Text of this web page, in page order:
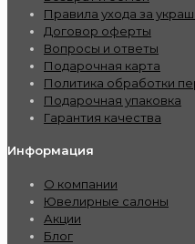
Правила ухода за
Договор оферты
Вопросы и ответы
Подарочная карта
Политика обработки
Подарочная упаковка
Гарантия качества
Информация
О компании
Ювелирные салоны
Акции
Блог